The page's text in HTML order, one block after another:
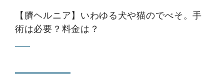
【臍ヘルニア】いわゆる犬や猫のでべそ。手
術は必要？料金は？